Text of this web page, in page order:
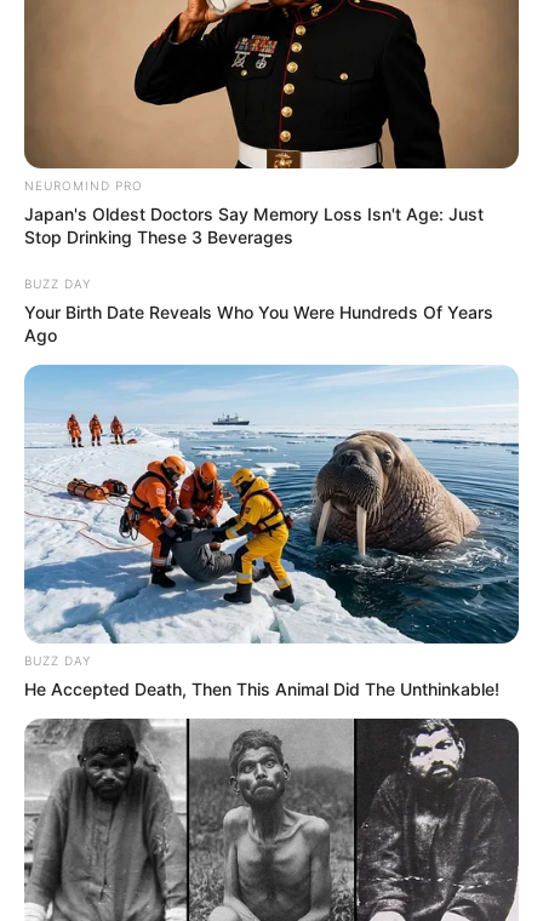
NEUROMIND PRO
Japan's Oldest Doctors Say Memory Loss Isn't Age: Just
Stop Drinking These 3 Beverages
BUZZ DAY
Your Birth Date Reveals Who You Were Hundreds Of Years
Ago
BUZZ DAY
He Accepted Death, Then This Animal Did The Unthinkable!